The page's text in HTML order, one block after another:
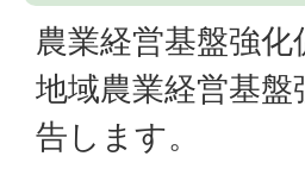
農業経営基盤強
地域農業経営基
告します。